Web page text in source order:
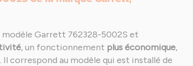
Garrett 762328-5002S et
, un fonctionnement plus économique,
correspond au modèle qui est installé de